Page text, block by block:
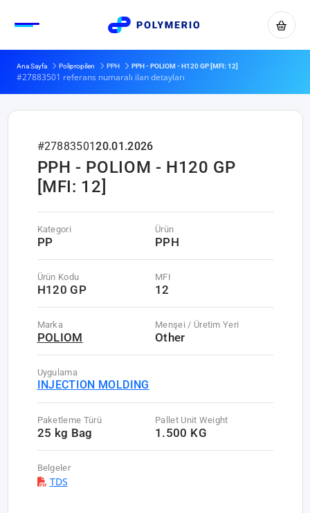
Ana Sayfa Polipropilen PPH PPH - POLIOM - H120 GP [MFI: 12]
#27883501 referans numaralı ilan detayları
#2788350120.01.2026
PPH - POLIOM - H120 GP
[MFI: 12]
Kategori
PP
Ürün
PPH
Ürün Kodu
H120 GP
MFI
12
Marka
POLIOM
Menşei / Üretim Yeri
Other
Uygulama
INJECTION MOLDING
Paketleme Türü
25 kg Bag
Pallet Unit Weight
1.500 KG
Belgeler
TDS